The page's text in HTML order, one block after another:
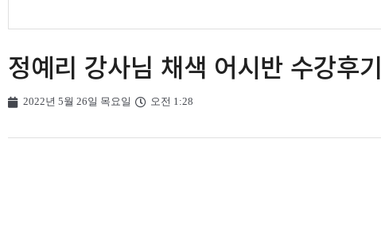
정예리 강사님 채색 어시반 수강후기
2022년 5월 26일 목요일 오전 1:28